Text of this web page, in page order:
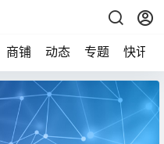
商铺 动态 专题 快讯